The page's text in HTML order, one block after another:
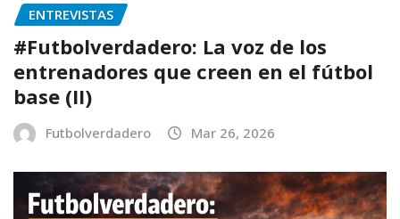
ENTREVISTAS
#Futbolverdadero: La voz de los
entrenadores que creen en el fútbol
base (II)
Futbolverdadero Mar 26, 2026